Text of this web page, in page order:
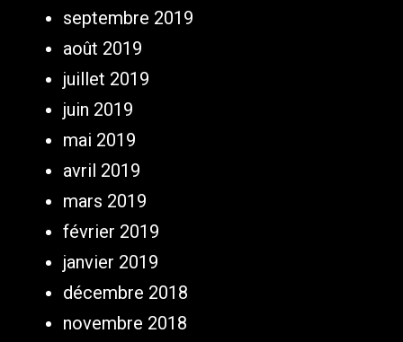
septembre 2019
août 2019
juillet 2019
juin 2019
mai 2019
avril 2019
mars 2019
février 2019
janvier 2019
décembre 2018
novembre 2018